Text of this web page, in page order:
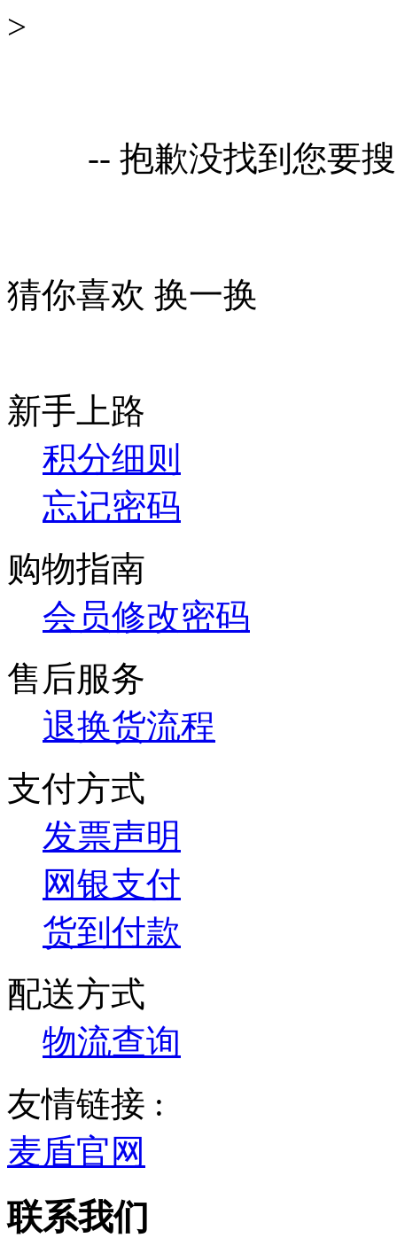
>
-- 抱歉没找到您要
猜你喜欢 换一换
新手上路
积分细则
忘记密码
购物指南
会员修改密码
售后服务
退换货流程
支付方式
发票声明
网银支付
货到付款
配送方式
物流查询
友情链接 :
麦盾官网
联系我们